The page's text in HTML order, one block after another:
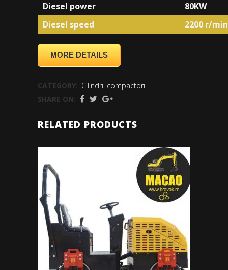
Diesel power
80KW
Diesel speed
2200 r/min
MORE DETAILS
CATEGORY: Cilindrii compactori
SHARE ON:
RELATED PRODUCTS